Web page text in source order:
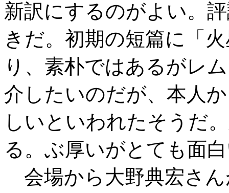
新訳にするのがよい。
きだ。初期の短篇に「
り、素朴ではあるがレ
介したいのだが、本人
しいといわれたそうだ
る。ぶ厚いがとても面
会場から大野典宏さ